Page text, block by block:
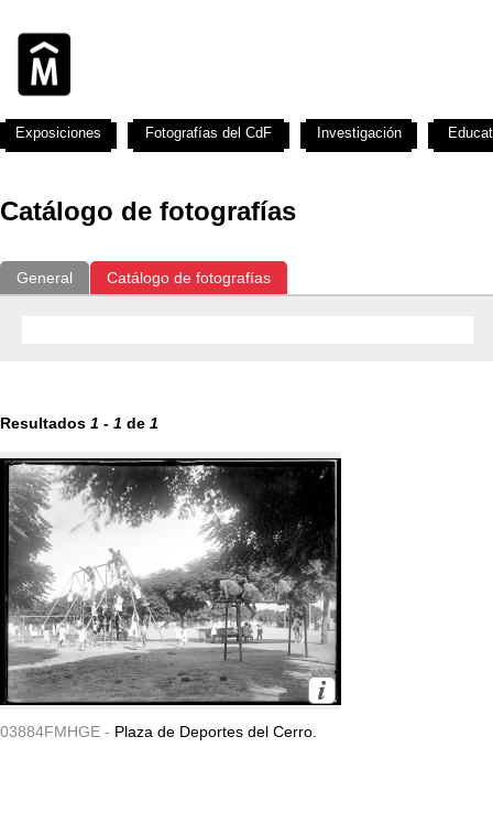
Catálogo de fotografías
General Catálogo de fotografías
Resultados 1 - 1 de 1
03884FMHGE - Plaza de Deportes del Cerro.
Exposiciones Fotografías del CdF Investigación